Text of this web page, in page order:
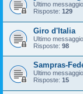
Ultimo
Risposte: 129
Giro d'Italia
Ultimo
Risposte: 98
Sampras-
Ultimo
Risposte: 15